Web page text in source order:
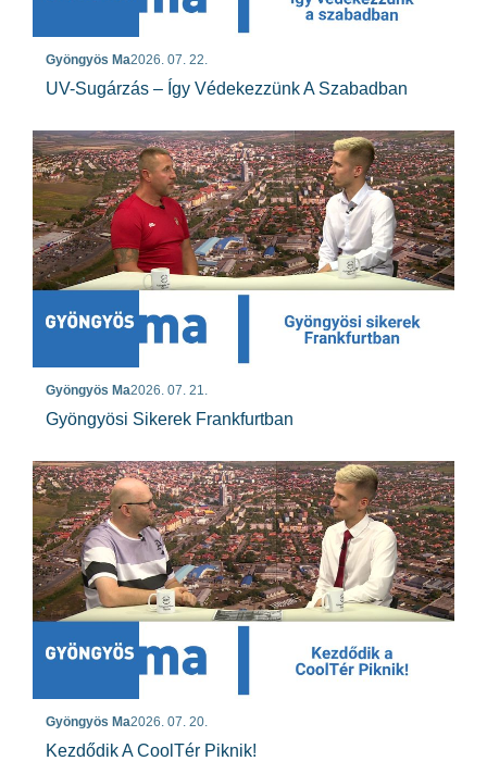
Gyöngyös Ma2026. 07. 22.
UV-Sugárzás – Így Védekezzünk A Szabadban
Gyöngyös Ma2026. 07. 21.
Gyöngyösi Sikerek Frankfurtban
Gyöngyös Ma2026. 07. 20.
Kezdődik A CoolTér Piknik!